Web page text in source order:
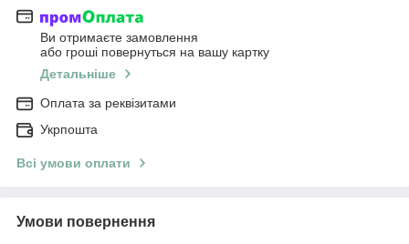
Ви отримаєте замовлення
або гроші повернуться на вашу картку
Детальніше
Оплата за реквізитами
Укрпошта
Всі умови оплати
Умови повернення